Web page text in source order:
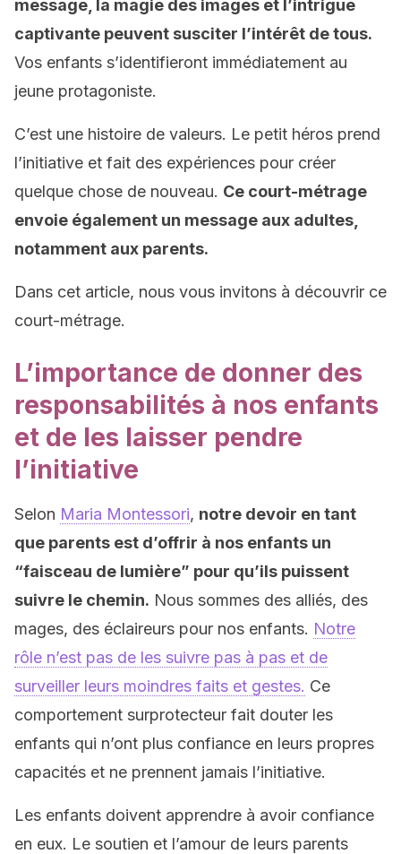
message, la magie des images et l’intrigue
captivante peuvent susciter l’intérêt de tous.
Vos enfants s’identifieront immédiatement au
jeune protagoniste.
C’est une histoire de valeurs. Le petit héros prend
l’initiative et fait des expériences pour créer
quelque chose de nouveau. Ce court-métrage
envoie également un message aux adultes,
notamment aux parents.
Dans cet article, nous vous invitons à découvrir ce
court-métrage.
L’importance de donner des
responsabilités à nos enfants
et de les laisser pendre
l’initiative
Selon Maria Montessori, notre devoir en tant
que parents est d’offrir à nos enfants un
“faisceau de lumière” pour qu’ils puissent
suivre le chemin. Nous sommes des alliés, des
mages, des éclaireurs pour nos enfants. Notre
rôle n’est pas de les suivre pas à pas et de
surveiller leurs moindres faits et gestes. Ce
comportement surprotecteur fait douter les
enfants qui n’ont plus confiance en leurs propres
capacités et ne prennent jamais l’initiative.
Les enfants doivent apprendre à avoir confiance
en eux. Le soutien et l’amour de leurs parents